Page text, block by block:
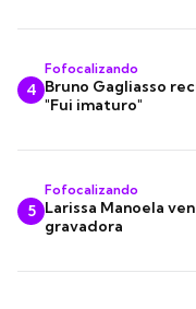
4
Fofocalizando
Bruno Gagliasso
"Fui imaturo"
5
Fofocalizando
Larissa Manoela
gravadora